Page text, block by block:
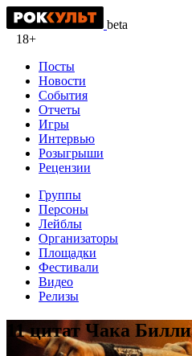
beta
18+
Посты
Новости
События
Отчеты
Игры
Интервью
Розыгрыши
Рецензии
Группы
Персоны
Лейблы
Организаторы
Площадки
Фестивали
Видео
Релизы
11 цитат Чака Билли